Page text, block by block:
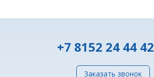
+7 8152 24 44 42
Заказать звонок